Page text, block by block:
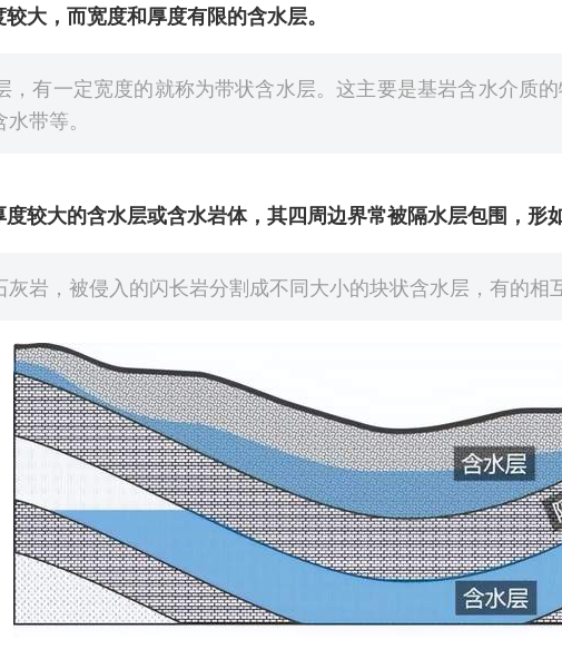
大，而宽度和厚度有限的含水层。
有一定宽度的就称为带状含水层。这主要是基岩含水介质
带等。
较大的含水层或含水岩体，其四周边界常被隔水层包围，形
岩，被侵入的闪长岩分割成不同大小的块状含水层，有的相